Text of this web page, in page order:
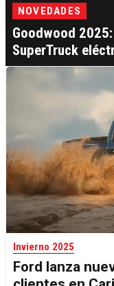
NOVEDADES
Goodwood
SuperTruck
Invierno 2025
Ford lanza